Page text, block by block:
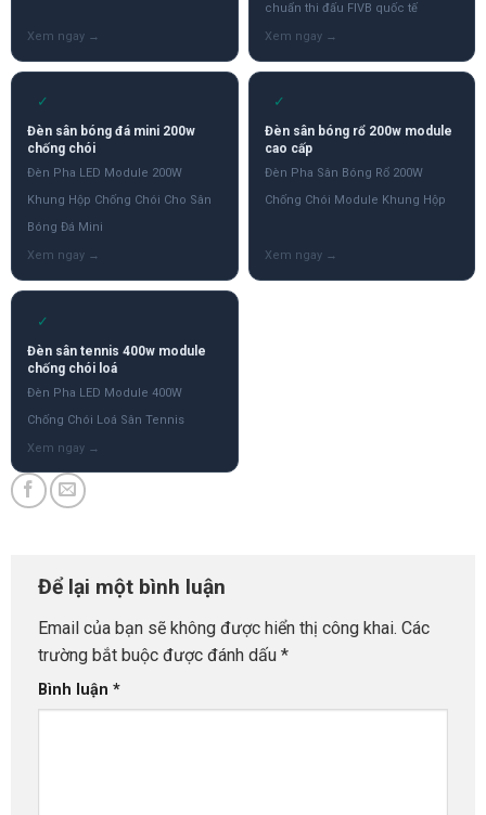
chuẩn thi đấu FIVB quốc tế
✓
Đèn sân bóng đá mini 200w
chống chói
Đèn Pha LED Module 200W
Khung Hộp Chống Chói Cho Sân
Bóng Đá Mini
✓
Đèn sân bóng rổ 200w module
cao cấp
Đèn Pha Sân Bóng Rổ 200W
Chống Chói Module Khung Hộp
✓
Đèn sân tennis 400w module
chống chói loá
Đèn Pha LED Module 400W
Chống Chói Loá Sân Tennis
Để lại một bình luận
Email của bạn sẽ không được hiển thị công khai. Các
trường bắt buộc được đánh dấu *
Bình luận *